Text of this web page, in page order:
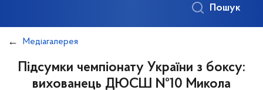
Пошук
Медіагалерея
Підсумки чемпіонату України з боксу:
вихованець ДЮСШ №10 Микола